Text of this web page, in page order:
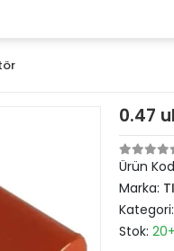
0.47
Ürün
Marka:
Kategori:
Stok: 20+